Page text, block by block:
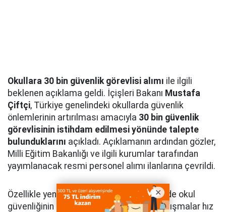
Okullara 30 bin güvenlik görevlisi alımı ile ilgili
beklenen açıklama geldi. İçişleri Bakanı Mustafa
Çiftçi, Türkiye genelindeki okullarda güvenlik
önlemlerinin artırılması amacıyla 30 bin güvenlik
görevlisinin istihdam edilmesi yönünde talepte
bulunduklarını açıkladı. Açıklamanın ardından gözler,
Milli Eğitim Bakanlığı ve ilgili kurumlar tarafından
yayımlanacak resmi personel alımı ilanlarına çevrildi.
Özellikle yeni eğitim-öğretim yılı öncesinde okul
güvenliğinin güçlendirilmesine yönelik çalışmalar hız